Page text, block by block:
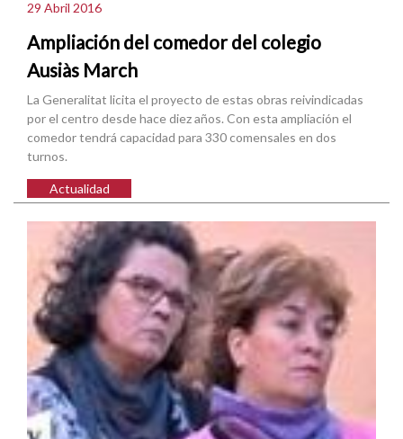
29 Abril 2016
Ampliación del comedor del colegio
Ausiàs March
La Generalitat licita el proyecto de estas obras reivindicadas
por el centro desde hace diez años. Con esta ampliación el
comedor tendrá capacidad para 330 comensales en dos
turnos.
Actualidad